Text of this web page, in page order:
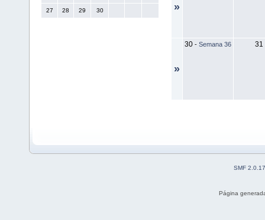
27 28 29 30 »
»
30 - Semana 36 31
SMF 2.0.17
Página